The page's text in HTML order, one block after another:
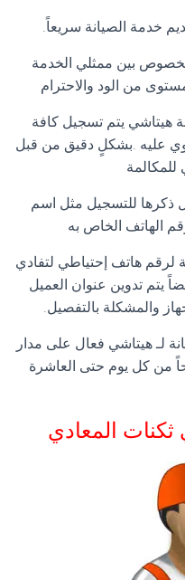
خدمة الصيانة سريعاً.
بين ممثلي الخدمة
من الود والاحترام
هيتاشي يتم تسجيل كافة
عليه .بشكلٍ دقيق من قبل
ذكرها للتسجيل مثل اسم
الهاتف الخاص به
لرقم هاتف إحتياطي لتفادي
يتم تدوين عنوان العميل
والمشكلة بالتفصيل.
لـ هيتاشي فعال على مدار
من كل يوم حتى العاشرة
ثكنات المعادي